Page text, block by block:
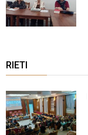
RIETI